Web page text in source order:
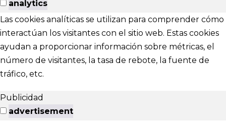
analytics
Las cookies analíticas se utilizan para comprender cómo
interactúan los visitantes con el sitio web. Estas cookies
ayudan a proporcionar información sobre métricas, el
número de visitantes, la tasa de rebote, la fuente de
tráfico, etc.
Publicidad
advertisement